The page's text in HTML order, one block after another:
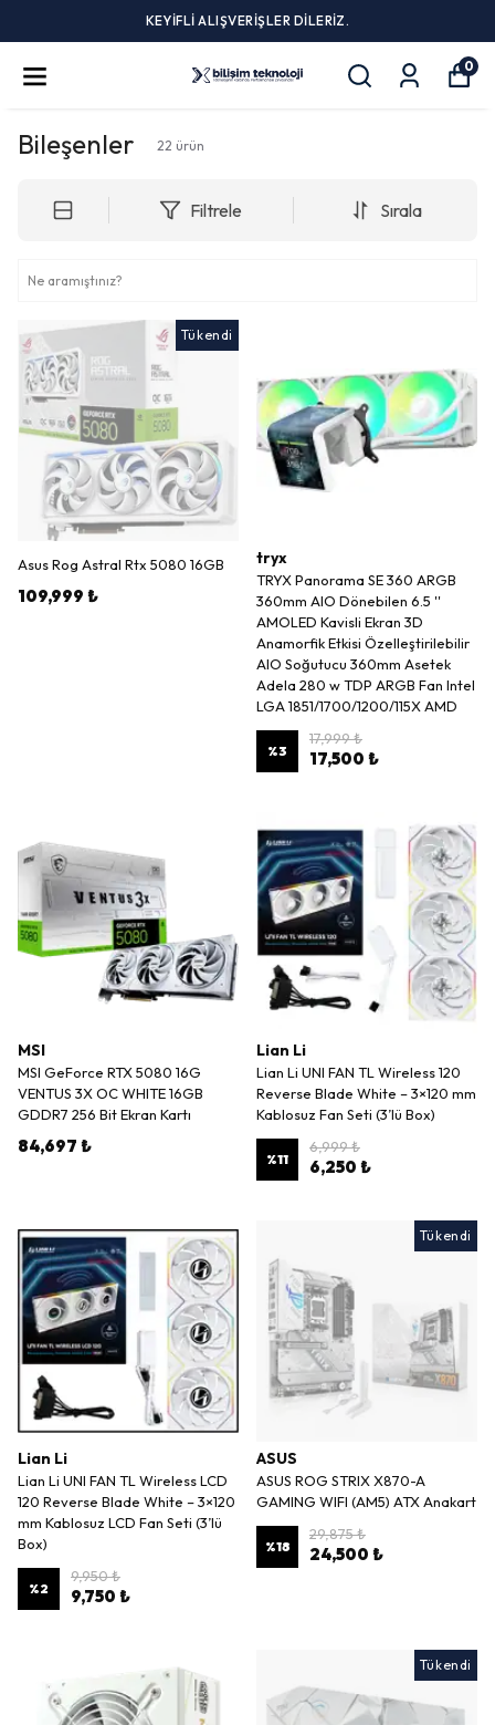
KEYİFLİ ALIŞVERİŞLER DİLERİZ.
0
Bileşenler 22 ürün
Filtrele Sırala
Tükendi
Asus Rog Astral Rtx 5080 16GB
109,999 ₺
tryx
TRYX Panorama SE 360 ARGB
360mm AIO Dönebilen 6.5 ''
AMOLED Kavisli Ekran 3D
Anamorfik Etkisi Özelleştirilebilir
AIO Soğutucu 360mm Asetek
Adela 280 w TDP ARGB Fan Intel
LGA 1851/1700/1200/115X AMD
%3
17,999 ₺
17,500 ₺
MSI
MSI GeForce RTX 5080 16G
VENTUS 3X OC WHITE 16GB
GDDR7 256 Bit Ekran Kartı
84,697 ₺
Lian Li
Lian Li UNI FAN TL Wireless 120
Reverse Blade White – 3×120 mm
Kablosuz Fan Seti (3’lü Box)
%11
6,999 ₺
6,250 ₺
Lian Li
Lian Li UNI FAN TL Wireless LCD
120 Reverse Blade White – 3×120
mm Kablosuz LCD Fan Seti (3’lü
Box)
%2
9,950 ₺
9,750 ₺
Tükendi
ASUS
ASUS ROG STRIX X870-A
GAMING WIFI (AM5) ATX Anakart
%18
29,875 ₺
24,500 ₺
Tükendi